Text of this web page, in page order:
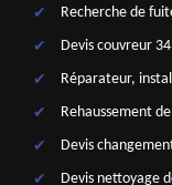
Recherche de
Devis couvreur 34
Réparateur,
Rehaussement
Devis
Devis nettoyage